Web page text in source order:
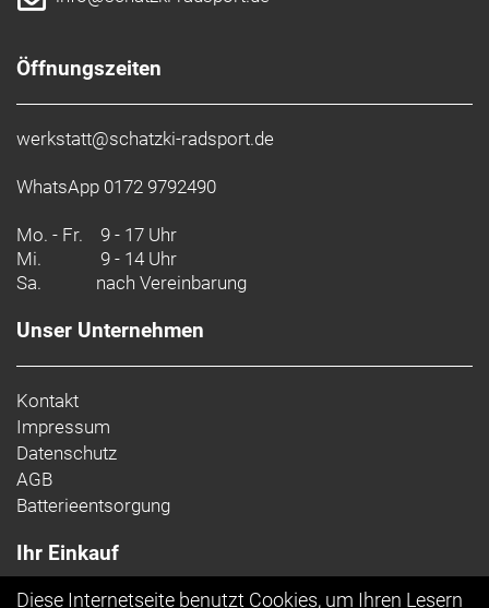
Öffnungszeiten
werkstatt@schatzki-radsport.de
WhatsApp 0172 9792490
Mo. - Fr. 9 - 17 Uhr
Mi.
9 - 14 Uhr
Sa.
nach Vereinbarung
Unser Unternehmen
Kontakt
Impressum
Datenschutz
AGB
Batterieentsorgung
Ihr Einkauf
Diese Internetseite benutzt Cookies, um Ihren Lesern